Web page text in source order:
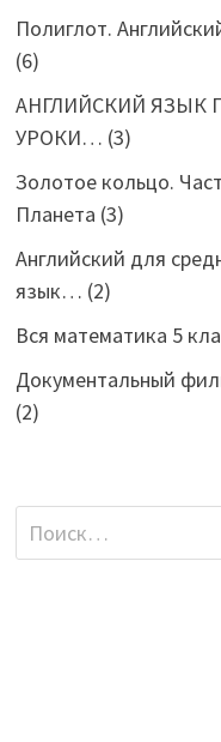
Полиглот.
(6)
АНГЛИЙСКИЙ ЯЗЫК
УРОКИ… (3)
Золотое кольцо.
Планета (3)
Английский для
язык… (2)
Вся математика 5
Документальный
(2)
Найти: